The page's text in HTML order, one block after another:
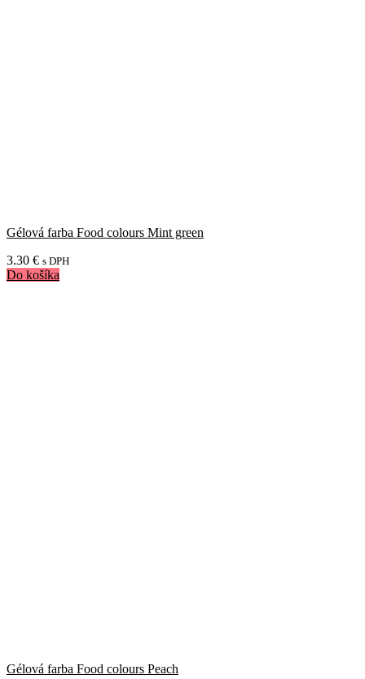
Gélová farba Food colours Mint green
3.30 € s DPH
Do košíka
Gélová farba Food colours Peach